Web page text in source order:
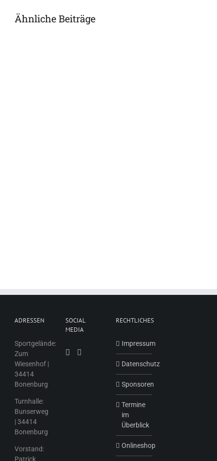
Ähnliche Beiträge
ADRESSEN
Sportgelände:
Zum
Wiesenhof |
34414
Bonenburg
Turnhalle:
Bunserweg
| 34414
Bonenburg
Vorstand:
Patrick
SOCIAL
MEDIA
RECHTLICHES
Impressum
Datenschutz
Sponsoren
Termine
im
Überblick
Onlineshop